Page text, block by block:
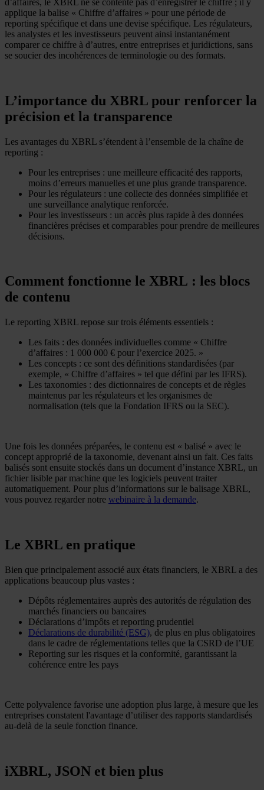
applique la balise « Chiffre d’affaires » pour une période de
reporting spécifique et dans une devise spécifique. Les régulateurs,
les analystes et les investisseurs peuvent ainsi instantanément
comparer ce chiffre à d’autres, entre entreprises et juridictions, sans
se soucier des incohérences de terminologie ou des formats.
L’importance du XBRL pour renforcer la
précision et la transparence
Les avantages du XBRL s’étendent à l’ensemble de la chaîne de
reporting :
Pour les entreprises : une meilleure efficacité des rapports,
moins d’erreurs manuelles et une plus grande transparence.
Pour les régulateurs : une collecte des données simplifiée et
une surveillance analytique renforcée.
Pour les investisseurs : un accès plus rapide à des données
financières précises et comparables pour prendre de meilleures
décisions.
Comment fonctionne le XBRL : les blocs
de contenu
Le reporting XBRL repose sur trois éléments essentiels :
Les faits : des données individuelles comme « Chiffre
d’affaires : 1 000 000 € pour l’exercice 2025. »
Les concepts : ce sont des définitions standardisées (par
exemple, « Chiffre d’affaires » tel que défini par les IFRS).
Les taxonomies : des dictionnaires de concepts et de règles
maintenus par les régulateurs et les organismes de
normalisation (tels que la Fondation IFRS ou la SEC).
Une fois les données préparées, le contenu est « balisé » avec le
concept approprié de la taxonomie, devenant ainsi un fait. Ces faits
balisés sont ensuite stockés dans un document d’instance XBRL, un
fichier lisible par machine que les logiciels peuvent traiter
automatiquement. Pour plus d’informations sur le balisage XBRL,
vous pouvez regarder notre webinaire à la demande.
Le XBRL en pratique
Bien que principalement associé aux états financiers, le XBRL a des
applications beaucoup plus vastes :
Dépôts réglementaires auprès des autorités de régulation des
marchés financiers ou bancaires
Déclarations d’impôts et reporting prudentiel
Déclarations de durabilité (ESG), de plus en plus obligatoires
dans le cadre de réglementations telles que la CSRD de l’UE
Reporting sur les risques et la conformité, garantissant la
cohérence entre les pays
Cette polyvalence favorise une adoption plus large, à mesure que les
entreprises constatent l'avantage d’utiliser des rapports standardisés
au-delà de la seule fonction finance.
iXBRL, JSON et bien plus